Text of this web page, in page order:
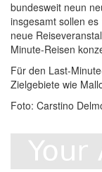
bundesweit neun
insgesamt sollen
neue
Minute-Reisen
Für den Last-
Zielgebiete wie
Foto: Carstino